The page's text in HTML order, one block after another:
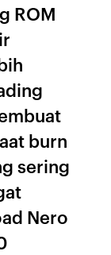
ROM
burn
sering
Nero